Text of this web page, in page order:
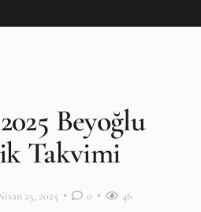
Beyoğlu
Takvimi
25, 2025 0 46